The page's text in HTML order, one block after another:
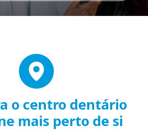
o centro dentário
mais perto de si